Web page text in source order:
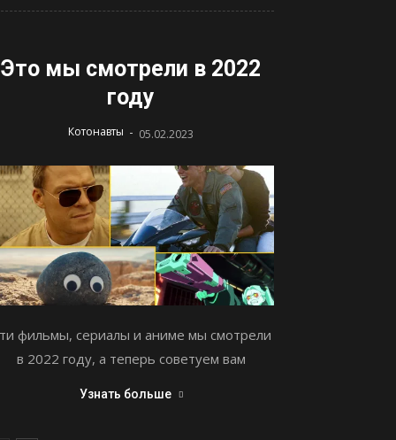
Это мы смотрели в 2022
году
Котонавты - 05.02.2023
фильмы, сериалы и аниме мы смотрели
в 2022 году, а теперь советуем вам
Узнать больше